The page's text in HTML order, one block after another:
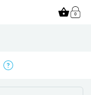
shopping_basket